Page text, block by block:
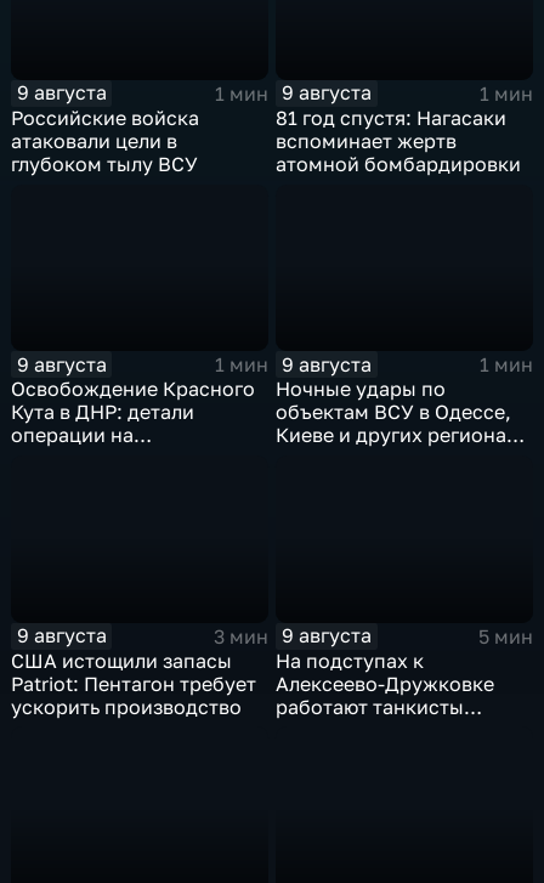
9 августа
1 мин
Российские войска
атаковали цели в
глубоком тылу ВСУ
9 августа
1 мин
81 год спустя: Нагасаки
вспоминает жертв
атомной бомбардировки
9 августа
1 мин
Освобождение Красного
Кута в ДНР: детали
операции на
9 августа
1 мин
Ночные удары по
объектам ВСУ в Одессе,
Киеве и других регионах
9 августа
3 мин
США истощили запасы
Patriot: Пентагон требует
ускорить производство
9 августа
5 мин
На подступах к
Алексеево-Дружковке
работают танкисты